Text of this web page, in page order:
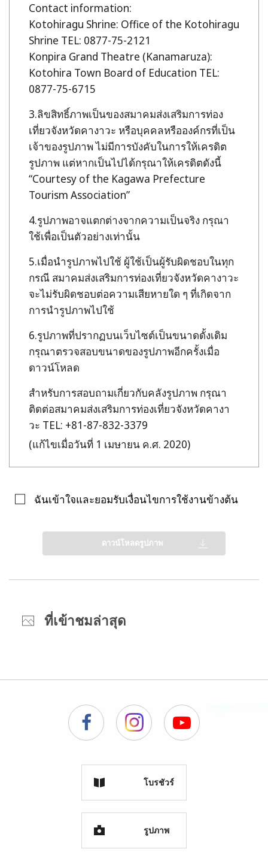
Contact information:
Kotohiragu Shrine: Office of the Kotohiragu
Shrine TEL: 0877-75-2121
Konpira Grand Theatre (Kanamaruza):
Kotohira Town Board of Education TEL:
0877-75-6715
ลิขสิทธิ์ภาพเป็นของสมาคมส่งเสริมการท่อง
เที่ยวจังหวัดคางาวะ หรือบุคคลหรือองค์กรที่เป็น
เจ้าของรูปภาพ ไม่มีการบังคับในการให้เครดิต
รูปภาพ แต่หากเป็นไปได้กรุณาให้เครดิตดังนี้
“Courtesy of the Kagawa Prefecture
Tourism Association”
รูปภาพอาจแตกต่างจากความเป็นจริง กรุณา
ใช้เพื่อเป็นตัวอย่างเท่านั้น
เมื่อนำรูปภาพไปใช้ ผู้ใช้เป็นผู้รับผิดชอบในทุก
กรณี สมาคมส่งเสริมการท่องเที่ยวจังหวัดคางาวะ
จะไม่รับผิดชอบต่อความเสียหายใด ๆ ที่เกิดจาก
การนำรูปภาพไปใช้
รูปภาพที่ปรากฏบนเว็บไซต์เป็นขนาดดั้งเดิม
กรุณาตรวจสอบขนาดของรูปภาพอีกครั้งเมื่อ
ดาวน์โหลด
สำหรับการสอบถามเกี่ยวกับคลังรูปภาพ กรุณา
ติดต่อสมาคมส่งเสริมการท่องเที่ยวจังหวัดคางา
วะ TEL: +81-87-832-3379
(แก้ไขเมื่อวันที่ 1 เมษายน ค.ศ. 2020)
ฉันเข้าใจและยอมรับเงื่อนไขการใช้งานข้างต้น
ดาวน์โหลดรูปภาพ
ที่เข้าชมล่าสุด
โบรชัวร์
รูปภาพ